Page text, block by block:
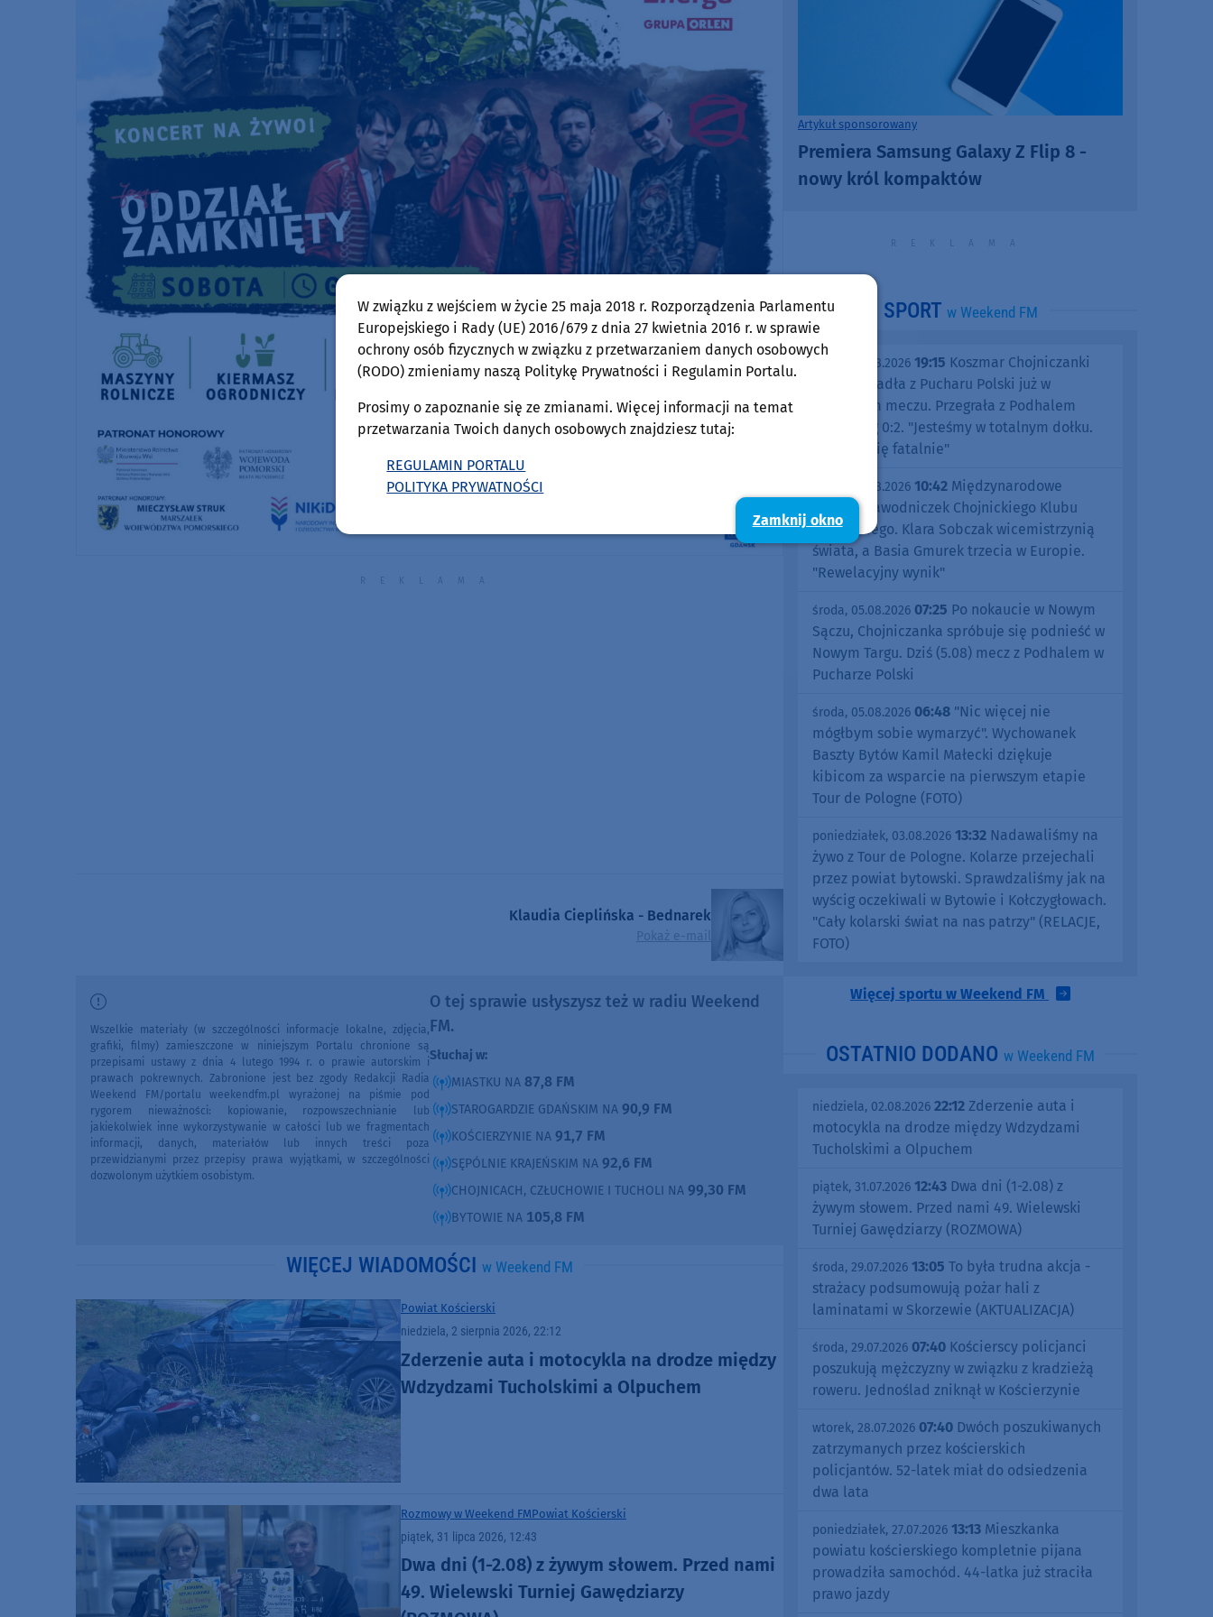
Klaudia Cieplińska - Bednarek
Pokaż e-mail
O tej sprawie usłyszysz też w radiu Weekend
FM.
Słuchaj w:
MIASTKU NA 87,8 FM
STAROGARDZIE GDAŃSKIM NA 90,9 FM
KOŚCIERZYNIE NA 91,7 FM
SĘPÓLNIE KRAJEŃSKIM NA 92,6 FM
CHOJNICACH, CZŁUCHOWIE I TUCHOLI NA 99,30 FM
BYTOWIE NA 105,8 FM
Wszelkie materiały (w szczególności informacje lokalne, zdjęcia,
grafiki, filmy) zamieszczone w niniejszym Portalu chronione są
przepisami ustawy z dnia 4 lutego 1994 r. o prawie autorskim i
prawach pokrewnych. Zabronione jest bez zgody Redakcji Radia
Weekend FM/portalu weekendfm.pl wyrażonej na piśmie pod
rygorem nieważności: kopiowanie, rozpowszechnianie lub
jakiekolwiek inne wykorzystywanie w całości lub we fragmentach
informacji, danych, materiałów lub innych treści poza
przewidzianymi przez przepisy prawa wyjątkami, w szczególności
dozwolonym użytkiem osobistym.
WIĘCEJ WIADOMOŚCI w Weekend FM
Powiat Kościerski
niedziela, 2 sierpnia 2026, 22:12
Zderzenie auta i motocykla na drodze między
Wdzydzami Tucholskimi a Olpuchem
Rozmowy w Weekend FMPowiat Kościerski
piątek, 31 lipca 2026, 12:43
Dwa dni (1-2.08) z żywym słowem. Przed nami
49. Wielewski Turniej Gawędziarzy
Artykuł sponsorowany
Premiera Samsung Galaxy Z Flip 8 -
nowy król kompaktów
SPORT w Weekend FM
środa, 05.08.2026 19:15 Koszmar Chojniczanki
trwa. Odpadła z Pucharu Polski już w
pierwszym meczu. Przegrała z Podhalem
Nowy Targ 0:2. "Jesteśmy w totalnym dołku.
Czujemy się fatalnie"
środa, 05.08.2026 10:42 Międzynarodowe
sukcesy zawodniczek Chojnickiego Klubu
Żeglarskiego. Klara Sobczak wicemistrzynią
świata, a Basia Gmurek trzecia w Europie.
"Rewelacyjny wynik"
środa, 05.08.2026 07:25 Po nokaucie w Nowym
Sączu, Chojniczanka spróbuje się podnieść w
Nowym Targu. Dziś (5.08) mecz z Podhalem w
Pucharze Polski
środa, 05.08.2026 06:48 "Nic więcej nie
mógłbym sobie wymarzyć". Wychowanek
Baszty Bytów Kamil Małecki dziękuje
kibicom za wsparcie na pierwszym etapie
Tour de Pologne (FOTO)
poniedziałek, 03.08.2026 13:32 Nadawaliśmy na
żywo z Tour de Pologne. Kolarze przejechali
przez powiat bytowski. Sprawdzaliśmy jak na
wyścig oczekiwali w Bytowie i Kołczygłowach.
"Cały kolarski świat na nas patrzy" (RELACJE,
FOTO)
Więcej sportu w Weekend FM
OSTATNIO DODANO w Weekend FM
niedziela, 02.08.2026 22:12 Zderzenie auta i
motocykla na drodze między Wdzydzami
Tucholskimi a Olpuchem
piątek, 31.07.2026 12:43 Dwa dni (1-2.08) z
żywym słowem. Przed nami 49. Wielewski
Turniej Gawędziarzy (ROZMOWA)
środa, 29.07.2026 13:05 To była trudna akcja -
strażacy podsumowują pożar hali z
laminatami w Skorzewie (AKTUALIZACJA)
środa, 29.07.2026 07:40 Kościerscy policjanci
poszukują mężczyzny w związku z kradzieżą
roweru. Jednoślad zniknął w Kościerzynie
wtorek, 28.07.2026 07:40 Dwóch poszukiwanych
zatrzymanych przez kościerskich
policjantów. 52-latek miał do odsiedzenia
dwa lata
poniedziałek, 27.07.2026 13:13 Mieszkanka
powiatu kościerskiego kompletnie pijana
prowadziła samochód. 44-latka już straciła
prawo jazdy
W związku z wejściem w życie 25 maja 2018 r. Rozporządzenia Parlamentu
Europejskiego i Rady (UE) 2016/679 z dnia 27 kwietnia 2016 r. w sprawie
ochrony osób fizycznych w związku z przetwarzaniem danych osobowych
(RODO) zmieniamy naszą Politykę Prywatności i Regulamin Portalu.
Prosimy o zapoznanie się ze zmianami. Więcej informacji na temat
przetwarzania Twoich danych osobowych znajdziesz tutaj:
REGULAMIN PORTALU
POLITYKA PRYWATNOŚCI
Zamknij okno